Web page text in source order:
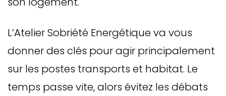
L’Atelier Sobriété Energétique va vous
donner des clés pour agir principalement
sur les postes transports et habitat. Le
temps passe vite, alors évitez les débats